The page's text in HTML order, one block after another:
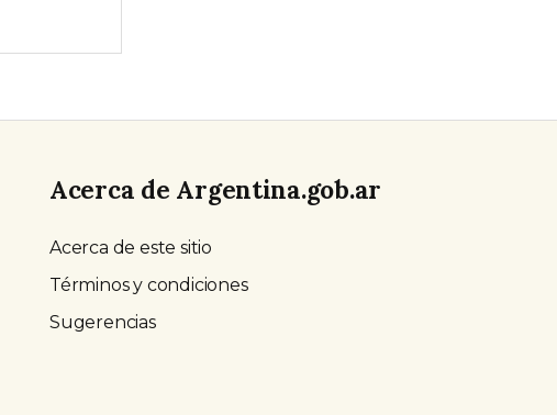
Acerca de Argentina.gob.ar
Acerca de este sitio
Términos y condiciones
Sugerencias